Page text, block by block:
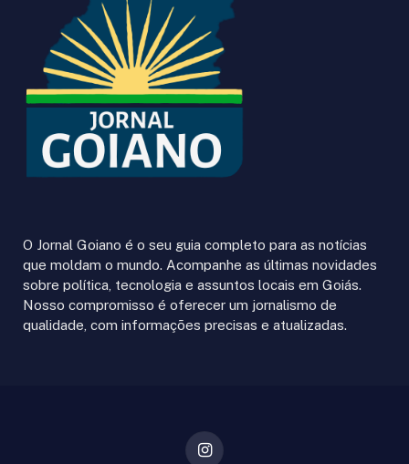
O Jornal Goiano é o seu guia completo para as notícias
que moldam o mundo. Acompanhe as últimas novidades
sobre política, tecnologia e assuntos locais em Goiás.
Nosso compromisso é oferecer um jornalismo de
qualidade, com informações precisas e atualizadas.
Instagram